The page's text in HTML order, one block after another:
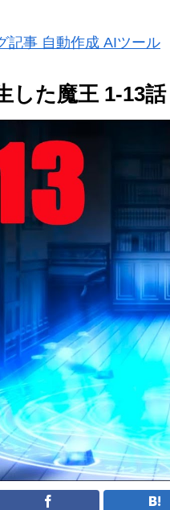
記事 自動作成 AIツール
した魔王 1-13